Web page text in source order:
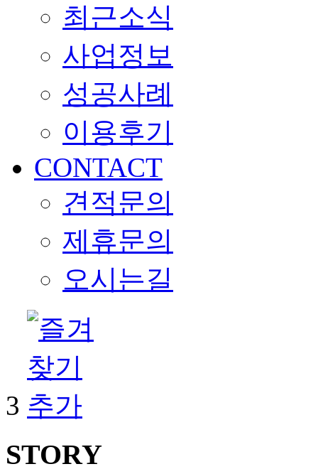
최근소식
사업정보
성공사례
이용후기
CONTACT
견적문의
제휴문의
오시는길
3
STORY